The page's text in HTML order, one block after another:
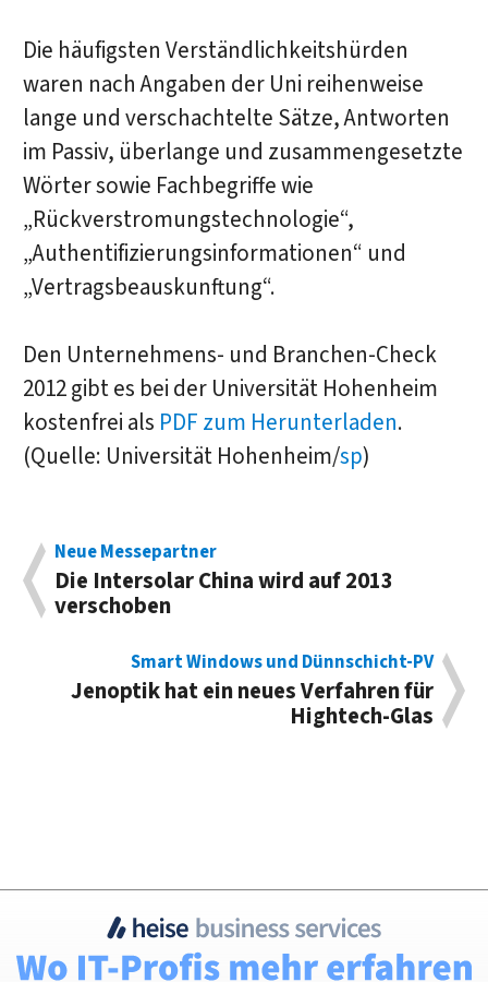
Die häufigsten Verständlichkeitshürden
waren nach Angaben der Uni reihenweise
lange und verschachtelte Sätze, Antworten
im Passiv, überlange und zusammengesetzte
Wörter sowie Fachbegriffe wie
„Rückverstromungs­technologie“,
„Authentifizierungs­informationen“ und
„Vertrags­beauskunftung“.
Den Unternehmens- und Branchen-Check
2012 gibt es bei der Universität Hohenheim
kostenfrei als PDF zum Herunterladen.
(Quelle: Universität Hohenheim/sp)
Neue Messepartner
Die Intersolar China wird auf 2013
verschoben
Smart Windows und Dünnschicht-PV
Jenoptik hat ein neues Verfahren für
Hightech-Glas